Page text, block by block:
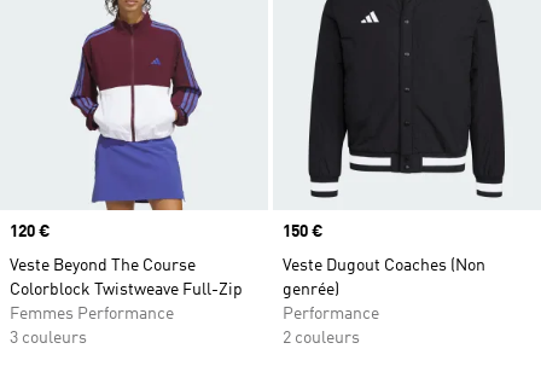
Prix
120 €
Veste Beyond The Course
Colorblock Twistweave Full-Zip
Femmes Performance
3 couleurs
Prix
150 €
Veste Dugout Coaches (Non
genrée)
Performance
2 couleurs